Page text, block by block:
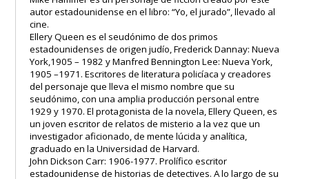
autor estadounidense en el libro: “Yo, el jurado”, llevado al
cine.
Ellery Queen es el seudónimo de dos primos
estadounidenses de origen judío, Frederick Dannay: Nueva
York,1905 – 1982 y Manfred Bennington Lee: Nueva York,
1905 –1971. Escritores de literatura policíaca y creadores
del personaje que lleva el mismo nombre que su
seudónimo, con una amplia producción personal entre
1929 y 1970. El protagonista de la novela, Ellery Queen, es
un joven escritor de relatos de misterio a la vez que un
investigador aficionado, de mente lúcida y analítica,
graduado en la Universidad de Harvard.
John Dickson Carr: 1906-1977. Prolífico escritor
estadounidense de historias de detectives. A lo largo de su